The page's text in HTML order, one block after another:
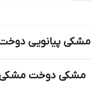
مشکی پیانویی
مشکی دوخت